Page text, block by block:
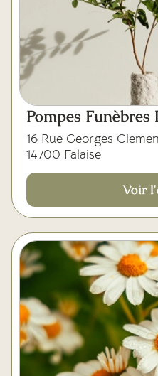
Pompes
16 Rue Georges
14700 Falaise
Voir